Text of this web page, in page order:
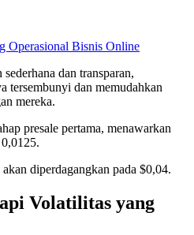
Operasional Bisnis Online
dan transparan,
tersembunyi dan memudahkan
mereka.
presale pertama, menawarkan
diperdagangkan pada $0,04.
Volatilitas yang